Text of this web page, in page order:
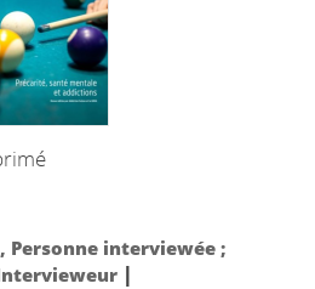
, Personne interviewée ;
|